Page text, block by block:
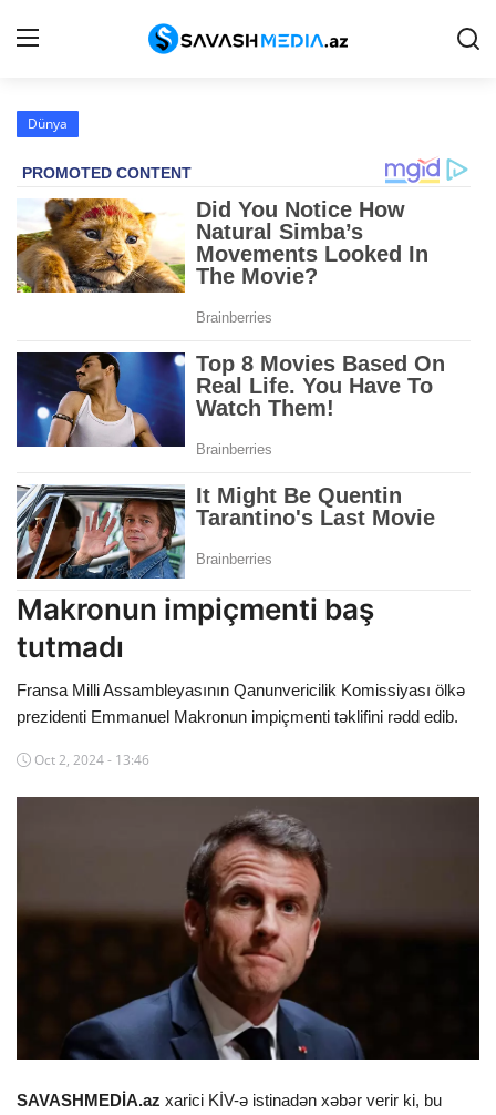
Haqqımızda
Peşə etikası
Reklam
Siyasət
İqtisadiyyat
Hadisə
Dünya
Cəmiyyət
Mövqe
Dünya
Makronun impiçmenti baş
tutmadı
Fransa Milli Assambleyasının Qanunvericilik Komissiyası ölkə
prezidenti Emmanuel Makronun impiçmenti təklifini rədd edib.
Oct 2, 2024 - 13:46
SAVASHMEDİA.az xarici KİV-ə istinadən xəbər verir ki, bu